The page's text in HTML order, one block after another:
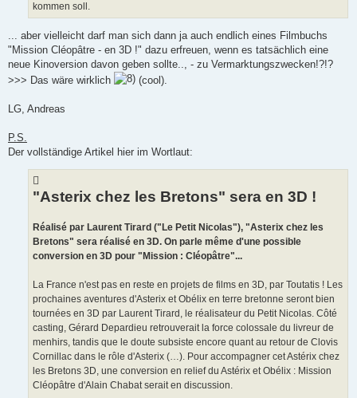
kommen soll.
... aber vielleicht darf man sich dann ja auch endlich eines Filmbuchs
"Mission Cléopâtre - en 3D !" dazu erfreuen, wenn es tatsächlich eine
neue Kinoversion davon geben sollte.., - zu Vermarktungszwecken!?!?
>>> Das wäre wirklich
(cool).
LG, Andreas
P.S.
Der vollständige Artikel hier im Wortlaut:
"Asterix chez les Bretons" sera en 3D !
Réalisé par Laurent Tirard ("Le Petit Nicolas"), "Asterix chez les
Bretons" sera réalisé en 3D. On parle même d'une possible
conversion en 3D pour "Mission : Cléopâtre"...
La France n'est pas en reste en projets de films en 3D, par Toutatis ! Les
prochaines aventures d'Asterix et Obélix en terre bretonne seront bien
tournées en 3D par Laurent Tirard, le réalisateur du Petit Nicolas. Côté
casting, Gérard Depardieu retrouverait la force colossale du livreur de
menhirs, tandis que le doute subsiste encore quant au retour de Clovis
Cornillac dans le rôle d'Asterix (…). Pour accompagner cet Astérix chez
les Bretons 3D, une conversion en relief du Astérix et Obélix : Mission
Cléopâtre d'Alain Chabat serait en discussion.